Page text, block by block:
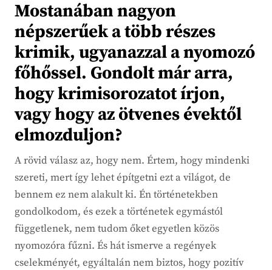
Mostanában nagyon
népszerűek a több részes
krimik, ugyanazzal a nyomozó
főhőssel. Gondolt már arra,
hogy krimisorozatot írjon,
vagy hogy az ötvenes évektől
elmozduljon?
A rövid válasz az, hogy nem. Értem, hogy mindenki
szereti, mert így lehet építgetni ezt a világot, de
bennem ez nem alakult ki. Én történetekben
gondolkodom, és ezek a történetek egymástól
függetlenek, nem tudom őket egyetlen közös
nyomozóra fűzni. És hát ismerve a regények
cselekményét, egyáltalán nem biztos, hogy pozitív